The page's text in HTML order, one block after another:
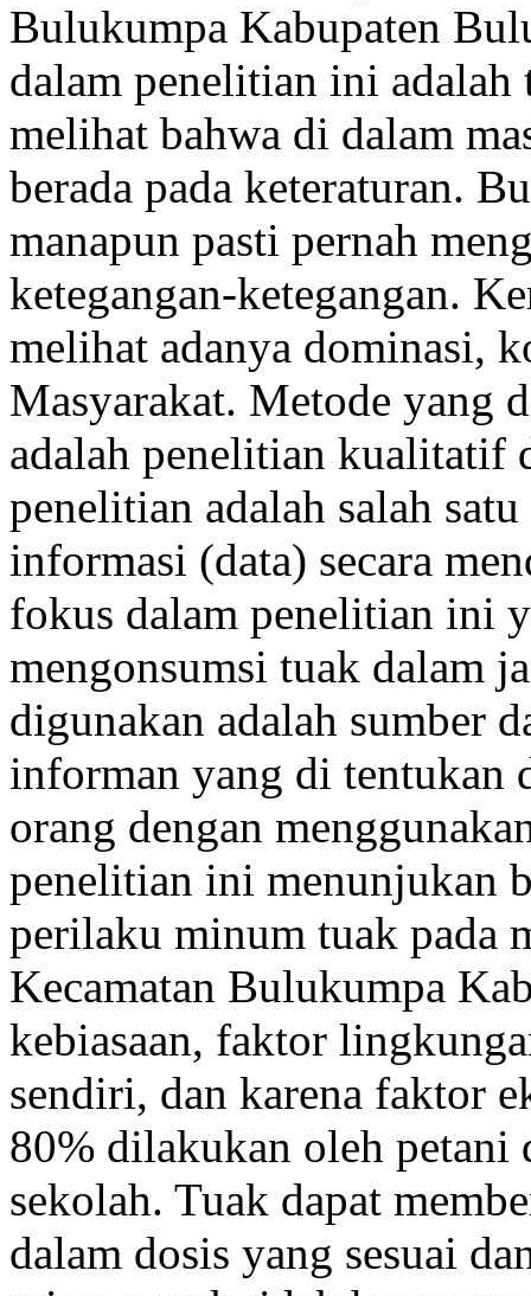
Bulukumpa Kabupaten
dalam penelitian ini
melihat bahwa di dalam
berada pada keteraturan.
manapun pasti pernah
ketegangan-ketegangan.
melihat adanya dominasi,
Masyarakat. Metode yang
adalah penelitian kualitatif
penelitian adalah salah
informasi (data) secara
fokus dalam penelitian ini
mengonsumsi tuak dalam
digunakan adalah sumber
informan yang di tentukan
orang dengan
penelitian ini menunjukan
perilaku minum tuak pada
Kecamatan Bulukumpa
kebiasaan, faktor
sendiri, dan karena faktor
80% dilakukan oleh petani
sekolah. Tuak dapat
dalam dosis yang sesuai